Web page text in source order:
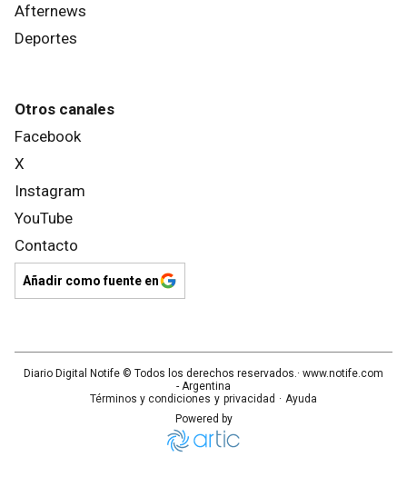
Afternews
Deportes
Otros canales
Facebook
X
Instagram
YouTube
Contacto
Añadir como fuente en
Diario Digital Notife © Todos los derechos reservados.· www.notife.com
- Argentina
Términos y condiciones y privacidad · Ayuda
Powered by